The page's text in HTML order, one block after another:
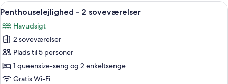
soveværelser
Indlæs
alle
billeder
af
Penthouselejlighed
-
2
En moderne stue med sofa,
18
Penthouselejlighed - 2 soveværelser
Havudsigt
2 soveværelser
Plads til 5 personer
1 queensize-seng og 2 enkeltsenge
Gratis Wi-Fi